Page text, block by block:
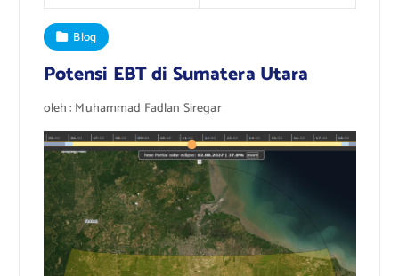
Blog
Potensi EBT di Sumatera Utara
oleh : Muhammad Fadlan Siregar